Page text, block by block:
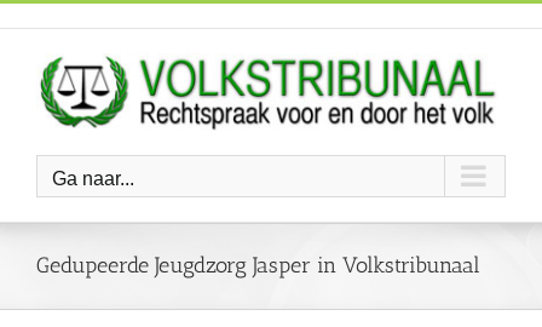
Ga
naar
Ga naar...
Gedupeerde Jeugdzorg Jasper in Volkstribunaal